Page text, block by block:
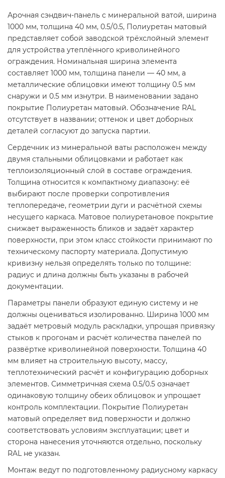
Арочная сэндвич-панель с минеральной ватой, ширина
1000 мм, толщина 40 мм, 0.5/0.5, Полиуретан матовый
представляет собой заводской трёхслойный элемент
для устройства утеплённого криволинейного
ограждения. Номинальная ширина элемента
составляет 1000 мм, толщина панели — 40 мм, а
металлические облицовки имеют толщину 0.5 мм
снаружи и 0.5 мм изнутри. В наименовании задано
покрытие Полиуретан матовый. Обозначение RAL
отсутствует в названии; оттенок и цвет доборных
деталей согласуют до запуска партии.
Сердечник из минеральной ваты расположен между
двумя стальными облицовками и работает как
теплоизоляционный слой в составе ограждения.
Толщина относится к компактному диапазону: её
выбирают после проверки сопротивления
теплопередаче, геометрии дуги и расчётной схемы
несущего каркаса. Матовое полиуретановое покрытие
снижает выраженность бликов и задаёт характер
поверхности, при этом класс стойкости принимают по
техническому паспорту материала. Допустимую
кривизну нельзя определять только по толщине:
радиус и длина должны быть указаны в рабочей
документации.
Параметры панели образуют единую систему и не
должны оцениваться изолированно. Ширина 1000 мм
задаёт метровый модуль раскладки, упрощая привязку
стыков к прогонам и расчёт количества панелей по
развёртке криволинейной поверхности. Толщина 40
мм влияет на строительную высоту, массу,
теплотехнический расчёт и конфигурацию доборных
элементов. Симметричная схема 0.5/0.5 означает
одинаковую толщину обеих облицовок и упрощает
контроль комплектации. Покрытие Полиуретан
матовый определяет вид поверхности и должно
соответствовать условиям эксплуатации; цвет и
сторона нанесения уточняются отдельно, поскольку
RAL не указан.
Монтаж ведут по подготовленному радиусному каркасу